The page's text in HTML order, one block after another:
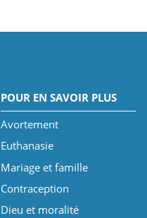
POUR EN SAVOIR PLUS
Avortement
Euthanasie
Mariage et famille
Contraception
Dieu et moralité